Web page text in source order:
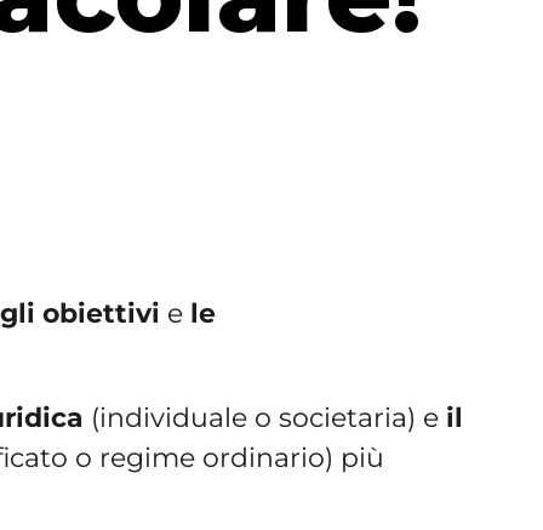
gli obiettivi e le
(individuale o societaria) e il
o regime ordinario) più